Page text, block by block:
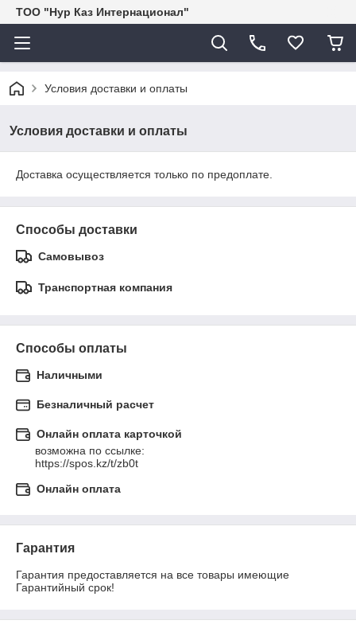
ТОО "Нур Каз Интернационал"
Условия доставки и оплаты
Условия доставки и оплаты
Доставка осуществляется только по предоплате.
Способы доставки
Самовывоз
Транспортная компания
Способы оплаты
Наличными
Безналичный расчет
Онлайн оплата карточкой
возможна по ссылке:
https://spos.kz/t/zb0t
Онлайн оплата
Гарантия
Гарантия предоставляется на все товары имеющие
Гарантийный срок!